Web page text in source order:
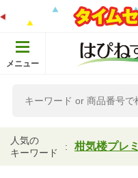
メニュー
人気の
キーワード
柑気楼プレ